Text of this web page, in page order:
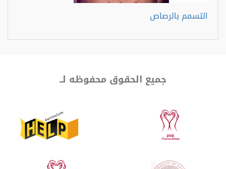
التسمم بالرصاص
جميع الحقوق محفوظه لــ